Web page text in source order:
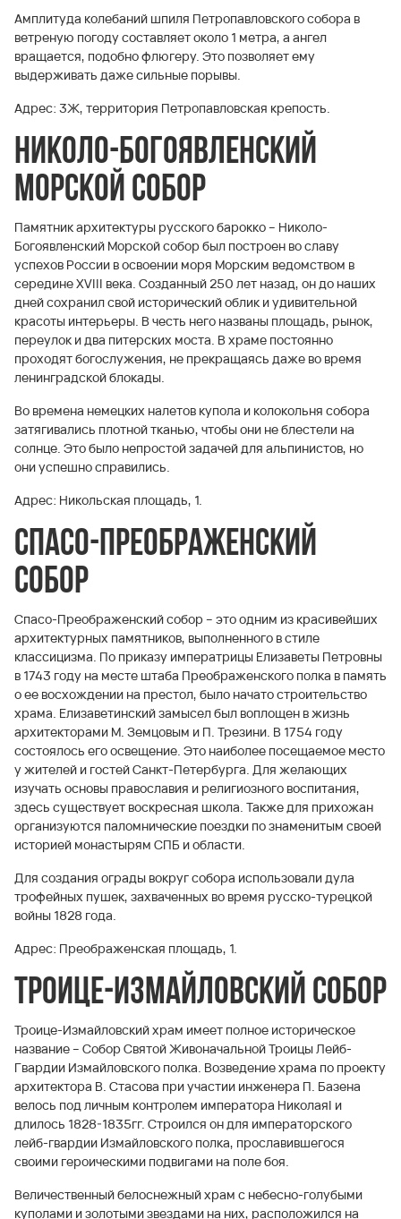
Амплитуда колебаний шпиля Петропавловского собора в
ветреную погоду составляет около 1 метра, а ангел
вращается, подобно флюгеру. Это позволяет ему
выдерживать даже сильные порывы.
Адрес: 3Ж, территория Петропавловская крепость.
Николо-Богоявленский
Морской собор
Памятник архитектуры русского барокко – Николо-
Богоявленский Морской собор был построен во славу
успехов России в освоении моря Морским ведомством в
середине ХVIII века. Созданный 250 лет назад, он до наших
дней сохранил свой исторический облик и удивительной
красоты интерьеры. В честь него названы площадь, рынок,
переулок и два питерских моста. В храме постоянно
проходят богослужения, не прекращаясь даже во время
ленинградской блокады.
Во времена немецких налетов купола и колокольня собора
затягивались плотной тканью, чтобы они не блестели на
солнце. Это было непростой задачей для альпинистов, но
они успешно справились.
Адрес: Никольская площадь, 1.
Спасо-Преображенский
собор
Спасо-Преображенский собор – это одним из красивейших
архитектурных памятников, выполненного в стиле
классицизма. По приказу императрицы Елизаветы Петровны
в 1743 году на месте штаба Преображенского полка в память
о ее восхождении на престол, было начато строительство
храма. Елизаветинский замысел был воплощен в жизнь
архитекторами М. Земцовым и П. Трезини. В 1754 году
состоялось его освещение. Это наиболее посещаемое место
у жителей и гостей Санкт-Петербурга. Для желающих
изучать основы православия и религиозного воспитания,
здесь существует воскресная школа. Также для прихожан
организуются паломнические поездки по знаменитым своей
историей монастырям СПБ и области.
Для создания ограды вокруг собора использовали дула
трофейных пушек, захваченных во время русско-турецкой
войны 1828 года.
Адрес: Преображенская площадь, 1.
Троице-Измайловский собор
Троице-Измайловский храм имеет полное историческое
название – Собор Святой Живоначальной Троицы Лейб-
Гвардии Измайловского полка. Возведение храма по проекту
архитектора В. Стасова при участии инженера П. Базена
велось под личным контролем императора НиколаяI и
длилось 1828-1835гг. Строился он для императорского
лейб-гвардии Измайловского полка, прославившегося
своими героическими подвигами на поле боя.
Величественный белоснежный храм с небесно-голубыми
куполами и золотыми звездами на них, расположился на